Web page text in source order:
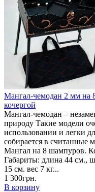
Мангал-чемодан 2 мм на
кочергой
Мангал-чемодан –
природу Такие модели
использовании и легки
собирается в
Мангал на 8 шампуров.
Габариты: длина 44 см.,
15 см. вес 7 кг...
1 300грн.
В корзину